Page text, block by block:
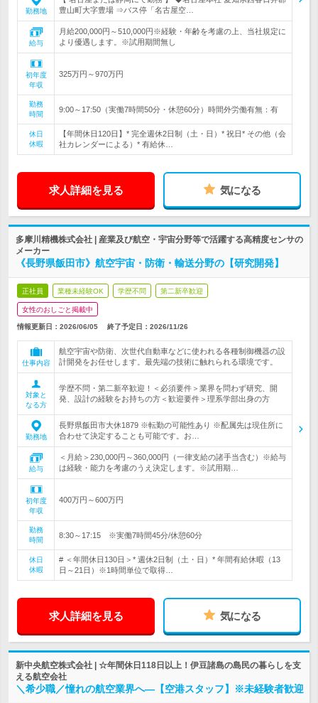
勤務地
豊山町大字豊場 ⇒バス停「名古屋空…
給与
月給200,000円～510,000円※経験・年齢を考慮の上、当社規定に
より優遇します。※試用期間無し
初年度
年収
325万円～970万円
勤務
時間
9:00～17:50（実働7時間50分・休憩60分）時間外労働有無：有
休日
休暇
【年間休日120日】* 完全週休2日制（土・日）* 祝日* その他（会
社カレンダーによる）* 有給休…
求人詳細を見る 気になる
多摩川精機株式会社 | 産業及び航空・宇宙分野等で活躍する高精度センサの
メーカー
《長野県飯田市》航空宇宙・防衛・輸送分野の【研究開発】
正社員 業種未経験OK 学歴不問 第二新卒歓迎
女性のおしごと掲載中
情報更新日：2026/06/05 終了予定日： 2026/11/26
仕事内容
航空宇宙や防衛、次世代自動車などに使われる各種制御機器の設
計開発をお任せします。最先端の技術に触れられる環境です。
対象と
なる方
学歴不問・第二新卒歓迎！＜必須要件＞業界を問わず研究、開
発、設計の経験をお持ちの方＜歓迎要件＞理系学部出身の方
勤務地
長野県飯田市大休1879 ※転勤の可能性あり ※配属先は現住所に
合わせて決定することも可能です。お…
給与
＜月給＞230,000円～360,000円（一律支給の諸手当含む）※給与
は経験・能力を考慮のうえ決定します。※試用期…
初年度
年収
400万円～600万円
勤務
時間
8:30～17:15 ※実働7時間45分/休憩60分
休日
休暇
# ＜年間休日130日＞* 週休2日制（土・日）* 年間有給休暇（13
日～21日）※1時間単位で取得…
求人詳細を見る 気になる
新中央航空株式会社 | ☆年間休日118日以上！伊豆諸島の島民の暮らしを支
える航空会社
＼希少職／憧れの航空業界へ―【空港スタッフ】※未経験者歓迎